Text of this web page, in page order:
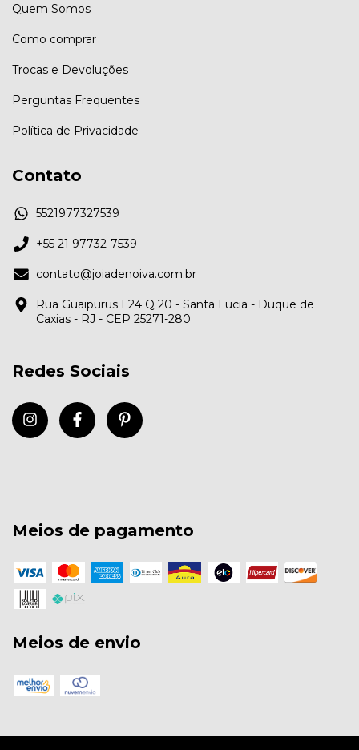
Quem Somos
Como comprar
Trocas e Devoluções
Perguntas Frequentes
Política de Privacidade
Contato
5521977327539
+55 21 97732-7539
contato@joiadenoiva.com.br
Rua Guaipurus L24 Q 20 - Santa Lucia - Duque de
Caxias - RJ - CEP 25271-280
Redes Sociais
Meios de pagamento
Meios de envio